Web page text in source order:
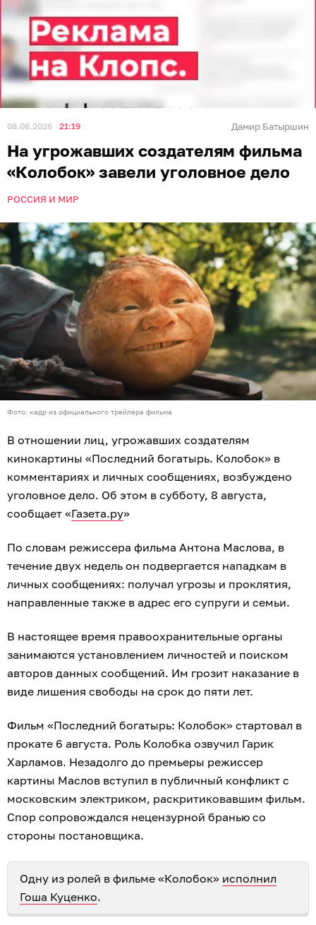
08.08.2026 21:19 Дамир Батыршин
На угрожавших создателям фильма
«Колобок» завели уголовное дело
РОССИЯ И МИР
Фото: кадр из официального трейлера фильма
В отношении лиц, угрожавших создателям
кинокартины «Последний богатырь. Колобок» в
комментариях и личных сообщениях, возбуждено
уголовное дело. Об этом в субботу, 8 августа,
сообщает «Газета.ру»
По словам режиссера фильма Антона Маслова, в
течение двух недель он подвергается нападкам в
личных сообщениях: получал угрозы и проклятия,
направленные также в адрес его супруги и семьи.
В настоящее время правоохранительные органы
занимаются установлением личностей и поиском
авторов данных сообщений. Им грозит наказание в
виде лишения свободы на срок до пяти лет.
Фильм «Последний богатырь: Колобок» стартовал в
прокате 6 августа. Роль Колобка озвучил Гарик
Харламов. Незадолго до премьеры режиссер
картины Маслов вступил в публичный конфликт с
московским электриком, раскритиковавшим фильм.
Спор сопровождался нецензурной бранью со
стороны постановщика.
Одну из ролей в фильме «Колобок» исполнил
Гоша Куценко.